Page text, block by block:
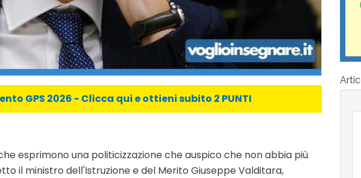
GPS 2026 - Clicca qui e ottieni subito 2 PUNTI
esprimono una politicizzazione che auspico che non abbia più
il ministro dell'Istruzione e del Merito Giuseppe Valditara,